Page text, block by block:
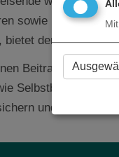
sowie kalten und
bietet der Cafe-
Beitrag zumLES-
Selbstbestimmung
und ausbauen.